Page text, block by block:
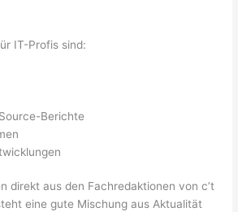
IT-Profis sind:
Berichte
direkt aus den Fachredaktionen von c’t
eine gute Mischung aus Aktualität